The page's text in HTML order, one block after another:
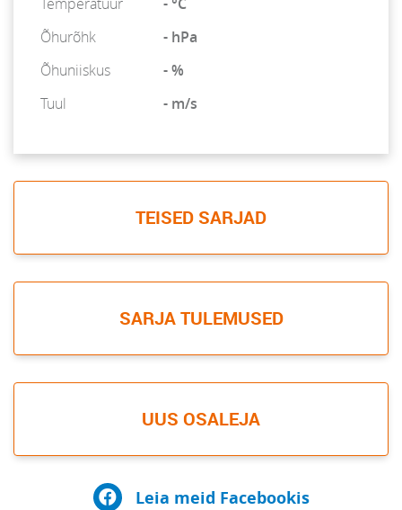
Õhurõhk
- hPa
Õhuniiskus
- %
Tuul
- m/s
TEISED SARJAD
SARJA TULEMUSED
UUS OSALEJA
Leia meid Facebookis